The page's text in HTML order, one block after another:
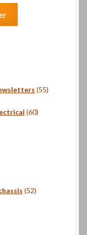
5555
6060
5252